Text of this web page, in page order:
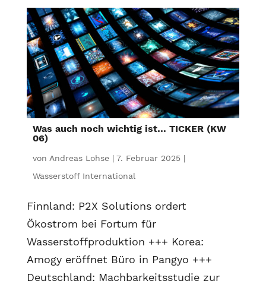
Was auch noch wichtig ist… TICKER (KW
06)
von Andreas Lohse| 7. Februar 2025|
Wasserstoff International
Finnland: P2X Solutions ordert
Ökostrom bei Fortum für
Wasserstoffproduktion +++ Korea:
Amogy eröffnet Büro in Pangyo +++
Deutschland: Machbarkeitsstudie zur